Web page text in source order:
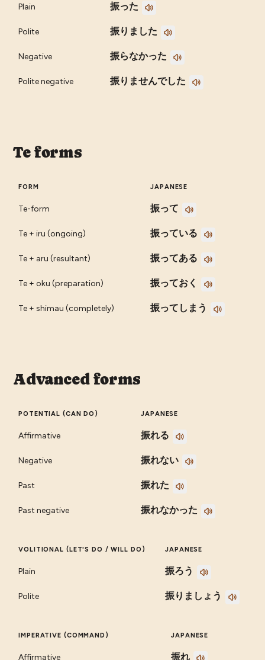
Plain 振った
Polite 振りました
Negative 振らなかった
Polite negative 振りませんでした
Te forms
FORM JAPANESE
Te-form 振って
Te + iru (ongoing) 振っている
Te + aru (resultant) 振ってある
Te + oku (preparation) 振っておく
Te + shimau (completely) 振ってしまう
Advanced forms
POTENTIAL (CAN DO) JAPANESE
Affirmative 振れる
Negative 振れない
Past 振れた
Past negative 振れなかった
VOLITIONAL (LET'S DO / WILL DO) JAPANESE
Plain 振ろう
Polite 振りましょう
IMPERATIVE (COMMAND) JAPANESE
Affirmative 振れ